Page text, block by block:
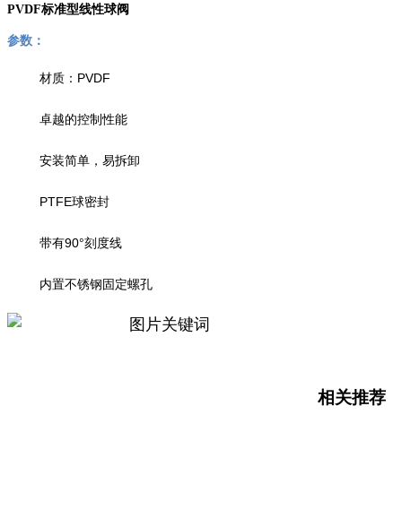
PVDF标准型线性球阀
参数：
材质：PVDF
卓越的控制性能
安装简单，易拆卸
PTFE球密封
带有90°刻度线
内置不锈钢固定螺孔
相关推荐